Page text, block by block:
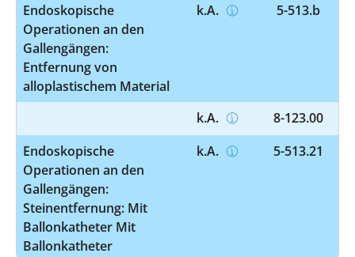
Endoskopische
Operationen an den
Gallengängen:
Entfernung von
alloplastischem Material
k.A. 5-513.b
k.A.
8-123.00
Endoskopische
Operationen an den
Gallengängen:
Steinentfernung: Mit
Ballonkatheter Mit
Ballonkatheter
k.A. 5-513.21